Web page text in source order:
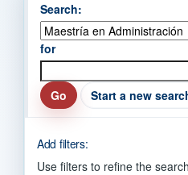
Search:
for
Start a new
Add filters:
Use filters to refine the